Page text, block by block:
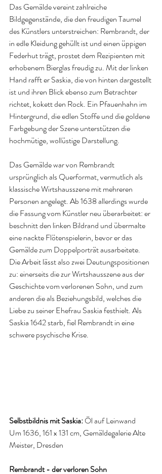
Das Gemälde vereint zahlreiche
Bildgegenstände, die den freudigen Taumel
des Künstlers unterstreichen: Rembrandt, der
in edle Kleidung gehüllt ist und einen üppigen
Federhut trägt, prostet dem Rezipienten mit
erhobenem Bierglas freudig zu. Mit der linken
Hand rafft er Saskia, die von hinten dargestellt
ist und ihren Blick ebenso zum Betrachter
richtet, kokett den Rock. Ein Pfauenhahn im
Hintergrund, die edlen Stoffe und die goldene
Farbgebung der Szene unterstützen die
hochmütige, wollüstige Darstellung.
Das Gemälde war von Rembrandt
ursprünglich als Querformat, vermutlich als
klassische Wirtshausszene mit mehreren
Personen angelegt. Ab 1638 allerdings wurde
die Fassung vom Künstler neu überarbeitet: er
beschnitt den linken Bildrand und übermalte
eine nackte Flötenspielerin, bevor er das
Gemälde zum Doppelporträt ausarbeitete.
Die Arbeit lässt also zwei Deutungspositionen
zu: einerseits die zur Wirtshausszene aus der
Geschichte vom verlorenen Sohn, und zum
anderen die als Beziehungsbild, welches die
Liebe zu seiner Ehefrau Saskia festhielt. Als
Saskia 1642 starb, fiel Rembrandt in eine
schwere psychische Krise.
Selbstbildnis mit Saskia: Öl auf Leinwand
Um 1636, 161 x 131 cm, Gemäldegalerie Alte
Meister, Dresden
Rembrandt - der verloren Sohn